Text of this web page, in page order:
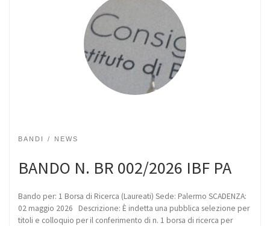
BANDI NEWS
BANDO N. BR 002/2026 IBF PA
Bando per: 1 Borsa di Ricerca (Laureati) Sede: Palermo SCADENZA:
02 maggio 2026 Descrizione: È indetta una pubblica selezione per
titoli e colloquio per il conferimento di n. 1 borsa di ricerca per